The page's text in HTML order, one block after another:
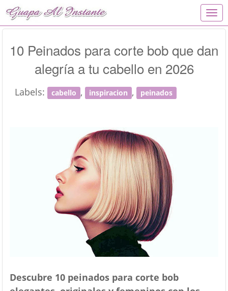
T
o
l
10 Peinados para corte bob que dan
alegría a tu cabello en 2026
Labels: cabello , inspiracion , peinados
Descubre 10 peinados para corte bob